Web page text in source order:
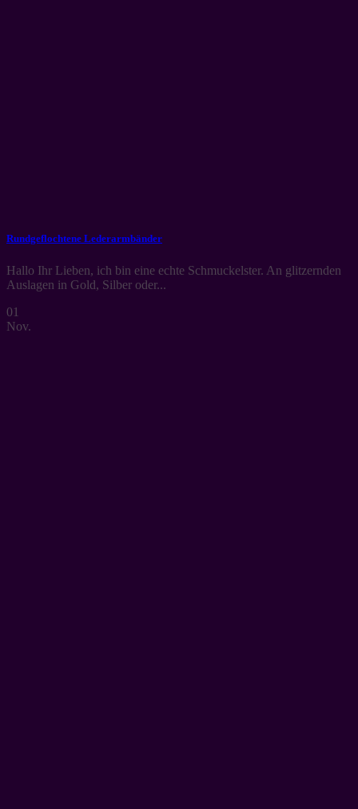
Rundgeflochtene Lederarmbänder
Hallo Ihr Lieben, ich bin eine echte Schmuckelster. An glitzernden
Auslagen in Gold, Silber oder...
01
Nov.